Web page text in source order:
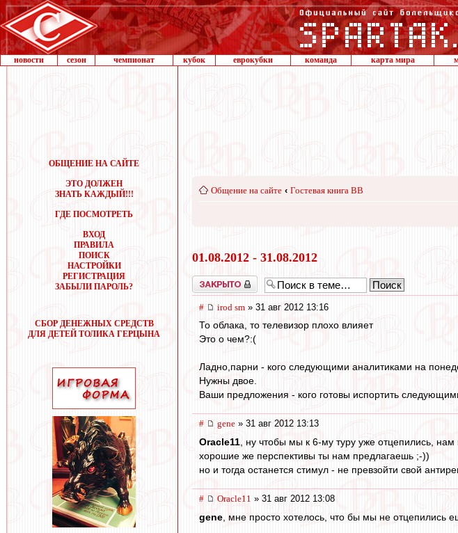
новости сезон чемпионат кубок еврокубки команда карта мира
ОБЩЕНИЕ НА САЙТЕ
ЭТО ДОЛЖЕН
ЗНАТЬ КАЖДЫЙ!!!
ГДЕ ПОСМОТРЕТЬ
ВХОД
ПРАВИЛА
ПОИСК
НАСТРОЙКИ
РЕГИСТРАЦИЯ
ЗАБЫЛИ ПАРОЛЬ?
СБОР ДЕНЕЖНЫХ СРЕДСТВ
ДЛЯ ДЕТЕЙ ТОЛИКА ГЕРЦЫНА
Общение на сайте ‹ Гостевая книга ВВ
01.08.2012 - 31.08.2012
Закрыто
# irod sm » 31 авг 2012 13:16
То облака, то телевизор плохо влияет
Это о чем?:(
Ладно,парни - кого следующими аналитиками на
Нужны двое.
Ваши предложения - кого готовы испортить
# gene » 31 авг 2012 13:13
Oracle11 , ну чтобы мы к 6-му туру уже отцепились,
хорошие же перспективы ты нам предлагаешь ;-))
но и тогда останется стимул - не превзойти свой
# Oracle11 » 31 авг 2012 13:08
gene , мне просто хотелось, что бы мы не отцепились